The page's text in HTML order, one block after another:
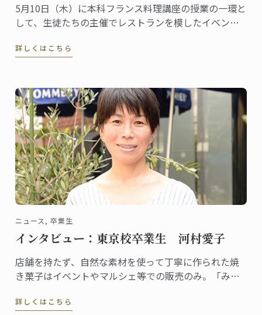
5月10日（木）に本科フランス料理講座の授業の一環と
して、生徒たちの主催でレストランを模したイベント
なったフランス料理ディプロムに加わった講座内容の
詳しくはこちら
ニュース, 卒業生
インタビュー：東京校卒業生 河村愛子
店舗を持たず、自然な素材を使って丁寧に作られた焼
き菓子はイベントやマルシェ等での販売のみ。「みの
子さんは、2002年に東京校でグラン・ディプロムを取
詳しくはこちら